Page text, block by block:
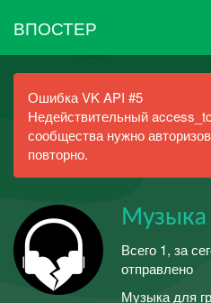
ВПОСТЕР
Ошибка VK API #5
Недействительный
сообщества нужно
повторно.
Музыка
Всего 1, за
отправлено
Музыка для